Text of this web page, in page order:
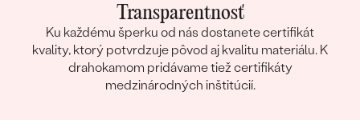
Transparentnosť
Ku každému šperku od nás dostanete certifikát
kvality, ktorý potvrdzuje pôvod aj kvalitu materiálu. K
drahokamom pridávame tiež certifikáty
medzinárodných inštitúcií.